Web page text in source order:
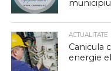
Canicula
energie